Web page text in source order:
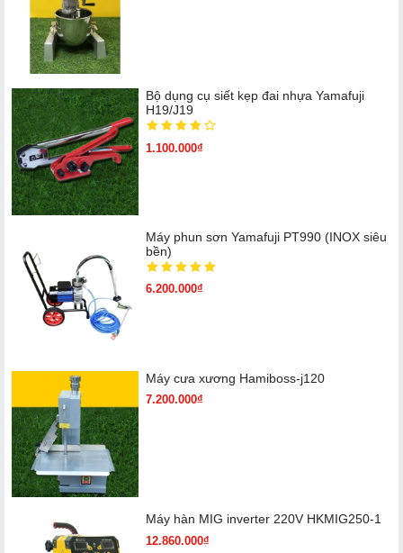
Bộ dụng cụ siết kẹp đai nhựa Yamafuji
H19/J19
1.100.000₫
Máy phun sơn Yamafuji PT990 (INOX siêu
bền)
6.200.000₫
Máy cưa xương Hamiboss-j120
7.200.000₫
Máy hàn MIG inverter 220V HKMIG250-1
12.860.000₫